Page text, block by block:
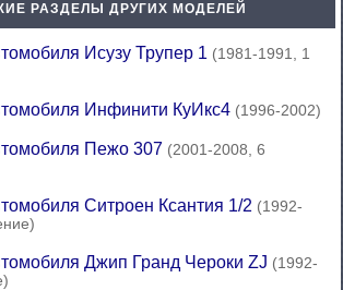
РАЗДЕЛЫ ДРУГИХ МОДЕЛЕЙ
Исузу Трупер 1 (1981-1991, 1
Инфинити КуИкс4 (1996-2002)
Пежо 307 (2001-2008, 6
Ситроен Ксантия 1/2 (1992-
Джип Гранд Чероки ZJ (1992-